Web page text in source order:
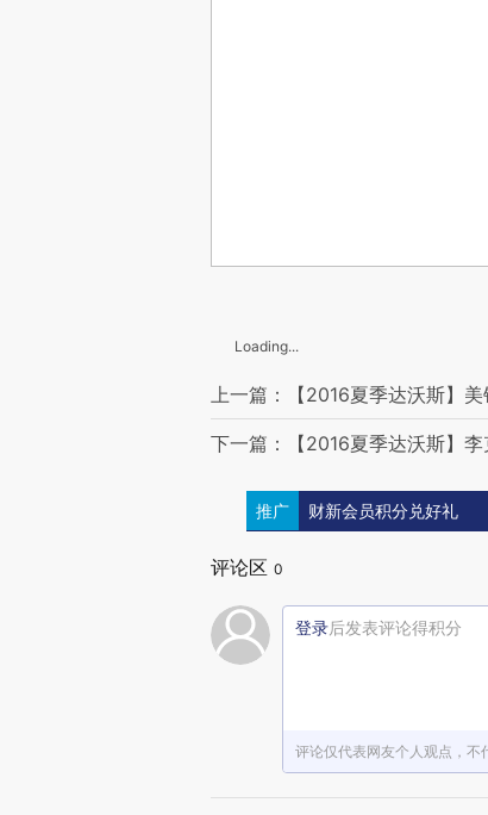
Loading...
上一篇：【2016夏季达沃斯】
下一篇：【2016夏季达沃斯】李
推广 财新会员积分兑好礼
评论区 0
登录后发表评论得积分
评论仅代表网友个人观点，不